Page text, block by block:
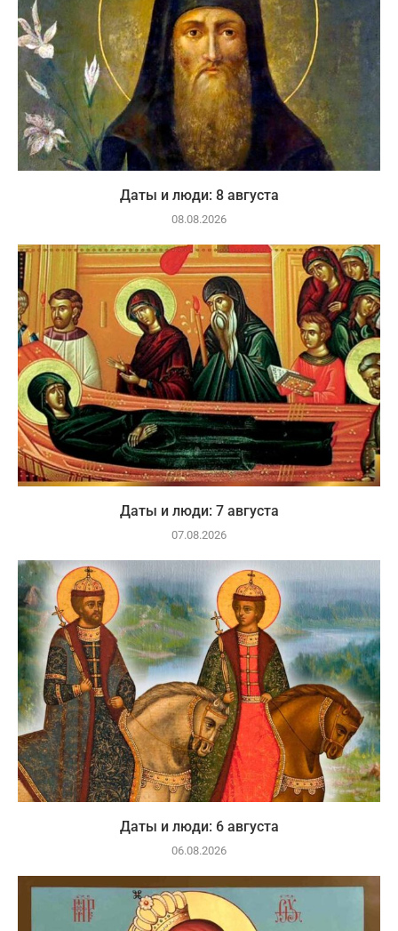
Даты и люди: 8 августа
08.08.2026
Даты и люди: 7 августа
07.08.2026
Даты и люди: 6 августа
06.08.2026